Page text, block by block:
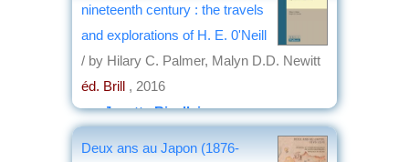
nineteenth century : the travels
and explorations of H. E. 0'Neill
/ by Hilary C. Palmer, Malyn D.D. Newitt
éd. Brill , 2016
parJosette Rivallain
Deux ans au Japon (1876-